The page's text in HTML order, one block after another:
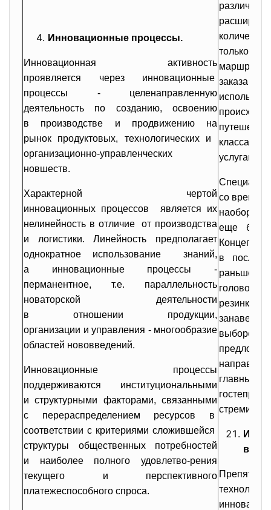
Инновационные процессы.
Инновационная активность
проявляется через инновационные
процессы - целенаправленную
деятельность по созданию, освоению
в производстве и продвижению на
рынок продуктовых, технологических и
организационно-управленческих
новшеств.
Характерной чертой
инновационных процессов является их
нелинейность в отличие от производства
и логистики. Линейность предполагает
однократное использование знаний,
а инновационные процессы -
перманентное, т.е. параллельность
новаторской деятельности
в отношении продукции,
организации и управления - многообразие
областей нововведений.
Инновационные процессы
поддерживаются институциональными
и структурными факторами, связанными
с перераспределением ресурсов в
соответствии с критериями сложившейся
структуры общественных потребностей
и наиболее полного удовлетво-рения
текущего и перспективного
платежеспособного спроса.
только
заказа
класса,
услугам
со
еще
в
раньше
головой,
резинки
выборе
главным
в